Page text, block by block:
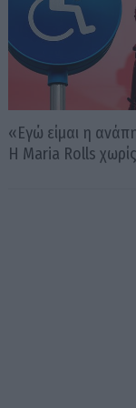
«Εγώ είμαι η
Η Maria Rolls